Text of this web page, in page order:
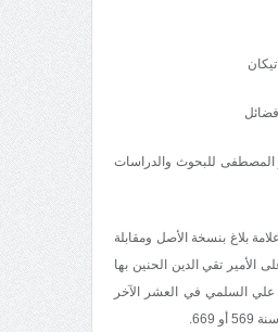
للبحوث والدراسات
بلاغ بنسخة الأصل ومقابلة
تقي الدين الحنين بها
السلمي في العشر الآخر
669.